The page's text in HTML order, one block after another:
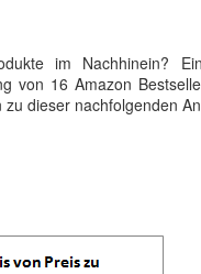
im Nachhinein?
von 16 Amazon
dieser nachfolgenden